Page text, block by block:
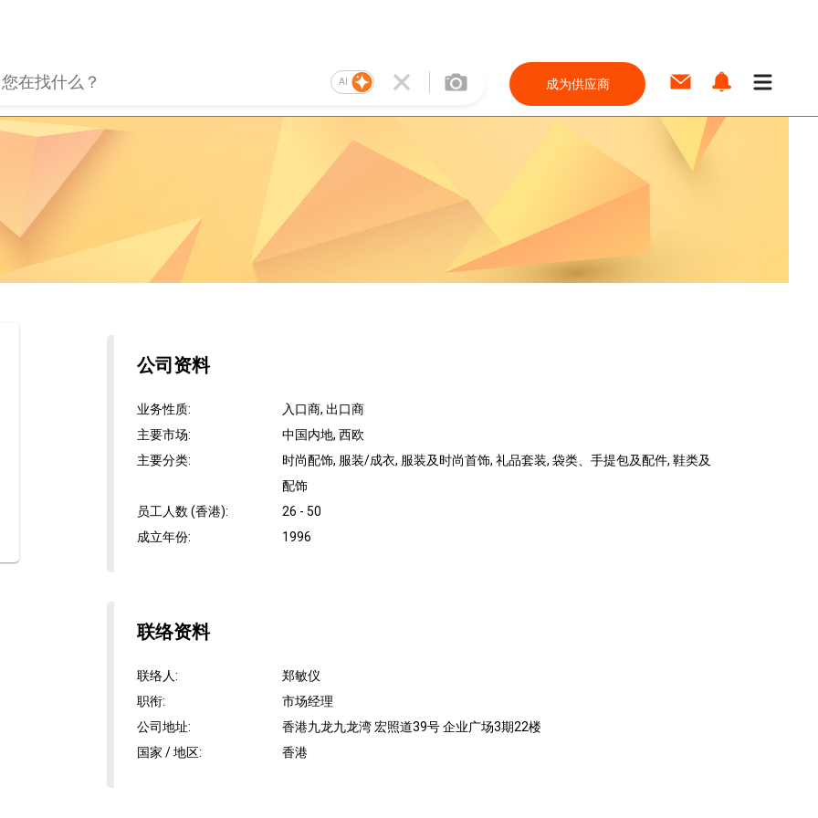
AI 成为供应商
公司资料
业务性质:
入口商, 出口商
主要市场:
中国内地, 西欧
主要分类:
时尚配饰, 服装/成衣, 服装及时尚首饰, 礼品套装, 袋类、手提包及配件, 鞋类及
配饰
员工人数 (香港):
26 - 50
成立年份: 1996
联络资料
联络人:
郑敏仪
职衔:
市场经理
公司地址:
香港九龙九龙湾 宏照道39号 企业广场3期22楼
国家 / 地区: 香港